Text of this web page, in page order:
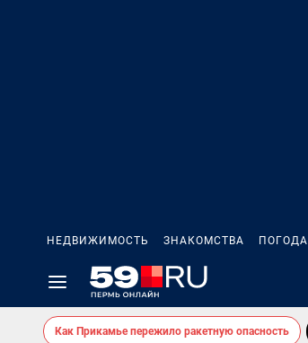
НЕДВИЖИМОСТЬ ЗНАКОМСТВА ПОГОДА
Как Прикамье пережило ракетную опасность